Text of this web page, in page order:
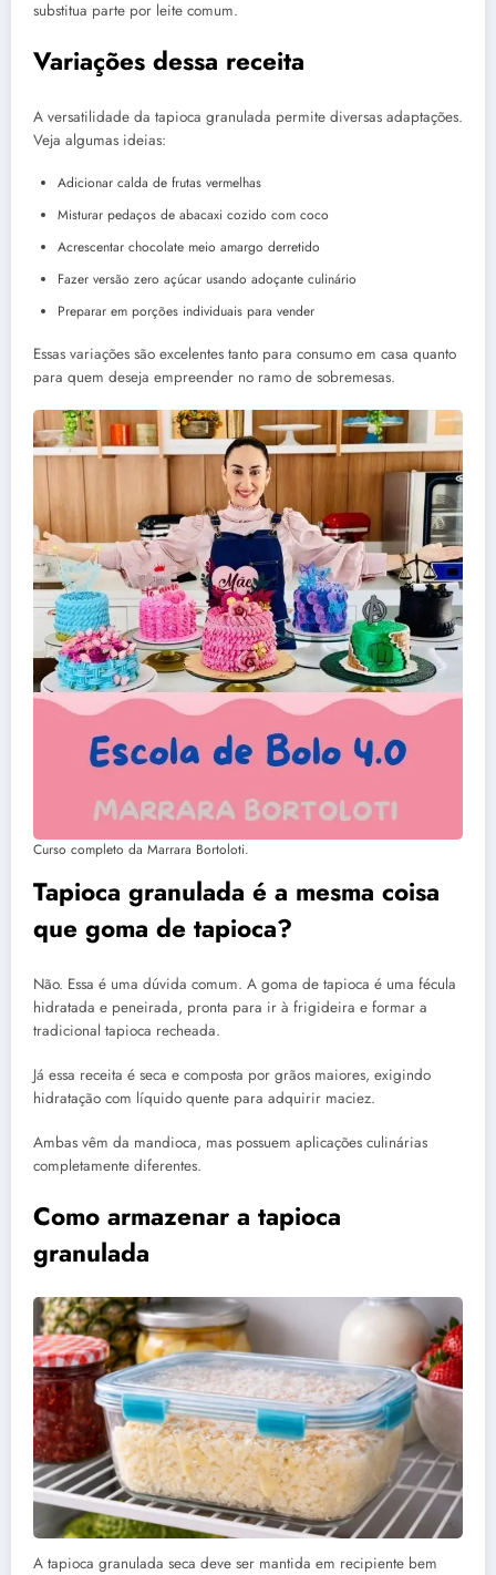
substitua parte por leite comum.
Variações dessa receita
A versatilidade da tapioca granulada permite diversas adaptações.
Veja algumas ideias:
Adicionar calda de frutas vermelhas
Misturar pedaços de abacaxi cozido com coco
Acrescentar chocolate meio amargo derretido
Fazer versão zero açúcar usando adoçante culinário
Preparar em porções individuais para vender
Essas variações são excelentes tanto para consumo em casa quanto
para quem deseja empreender no ramo de sobremesas.
Curso completo da Marrara Bortoloti.
Tapioca granulada é a mesma coisa
que goma de tapioca?
Não. Essa é uma dúvida comum. A goma de tapioca é uma fécula
hidratada e peneirada, pronta para ir à frigideira e formar a
tradicional tapioca recheada.
Já essa receita é seca e composta por grãos maiores, exigindo
hidratação com líquido quente para adquirir maciez.
Ambas vêm da mandioca, mas possuem aplicações culinárias
completamente diferentes.
Como armazenar a tapioca
granulada
A tapioca granulada seca deve ser mantida em recipiente bem